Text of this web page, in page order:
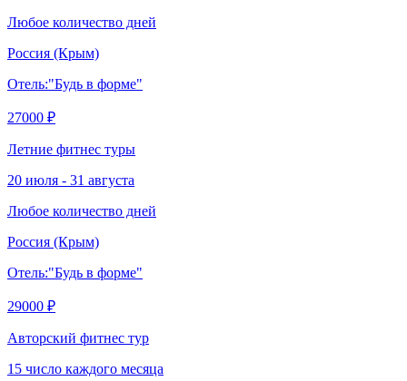
Любое количество дней
Россия (Крым)
Отель:"Будь в форме"
27000 ₽
Летние фитнес туры
20 июля - 31 августа
Любое количество дней
Россия (Крым)
Отель:"Будь в форме"
29000 ₽
Авторский фитнес тур
15 число каждого месяца